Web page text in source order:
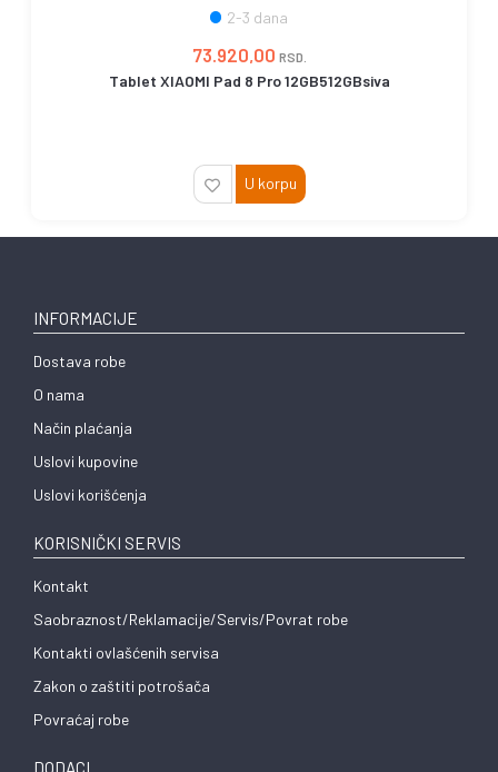
2-3 dana
73.920,00 RSD.
Tablet XIAOMI Pad 8 Pro 12GB512GBsiva
U korpu
INFORMACIJE
Dostava robe
O nama
Način plaćanja
Uslovi kupovine
Uslovi korišćenja
KORISNIČKI SERVIS
Kontakt
Saobraznost/Reklamacije/Servis/Povrat robe
Kontakti ovlašćenih servisa
Zakon o zaštiti potrošača
Povraćaj robe
DODACI